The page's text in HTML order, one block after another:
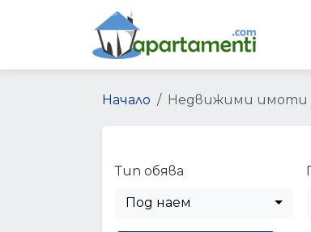
Начало Недвижими имоти
Тип обява
Под наем